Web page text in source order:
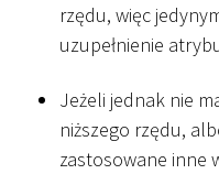
rzędu, więc
uzupełnienie
Jeżeli jednak nie
niższego rzędu,
zastosowane inne